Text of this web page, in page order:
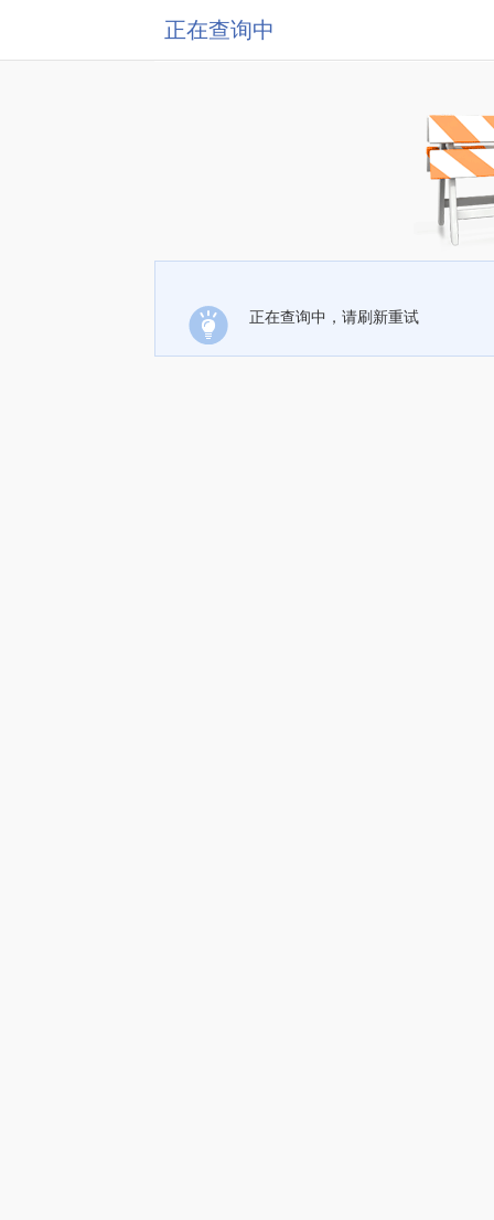
正在查询中
正在查询中，请刷新重试